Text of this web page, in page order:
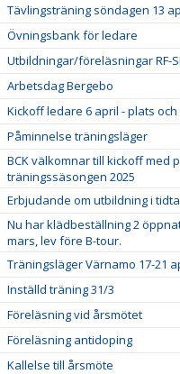
Tävlingsträning söndagen 13
Övningsbank för ledare
Utbildningar/föreläsningar RF-
Arbetsdag Bergebo
Kickoff ledare 6 april - plats
Påminnelse träningsläger
BCK välkomnar till kickoff med
träningssäsongen 2025
Erbjudande om utbildning i
Nu har klädbeställning 2
mars, lev före B-tour.
Träningsläger Värnamo 17-21
Inställd träning 31/3
Föreläsning vid årsmötet
Föreläsning antidoping
Kallelse till årsmöte